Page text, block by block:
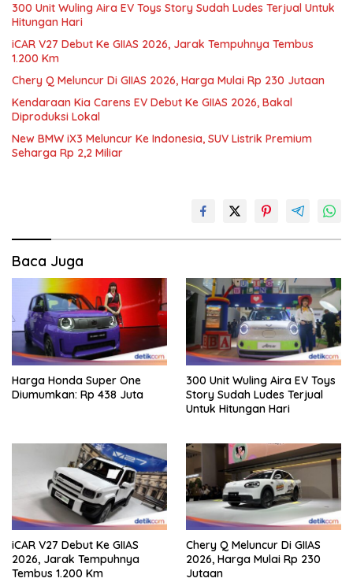
300 Unit Wuling Aira EV Toys Story Sudah Ludes Terjual Untuk
Hitungan Hari
iCAR V27 Debut Ke GIIAS 2026, Jarak Tempuhnya Tembus
1.200 Km
Chery Q Meluncur Di GIIAS 2026, Harga Mulai Rp 230 Jutaan
Kendaraan Kia Carens EV Debut Ke GIIAS 2026, Bakal
Diproduksi Lokal
New BMW iX3 Meluncur Ke Indonesia, SUV Listrik Premium
Seharga Rp 2,2 Miliar
Baca Juga
Harga Honda Super One
Diumumkan: Rp 438 Juta
300 Unit Wuling Aira EV Toys
Story Sudah Ludes Terjual
Untuk Hitungan Hari
iCAR V27 Debut Ke GIIAS
2026, Jarak Tempuhnya
Tembus 1.200 Km
Chery Q Meluncur Di GIIAS
2026, Harga Mulai Rp 230
Jutaan